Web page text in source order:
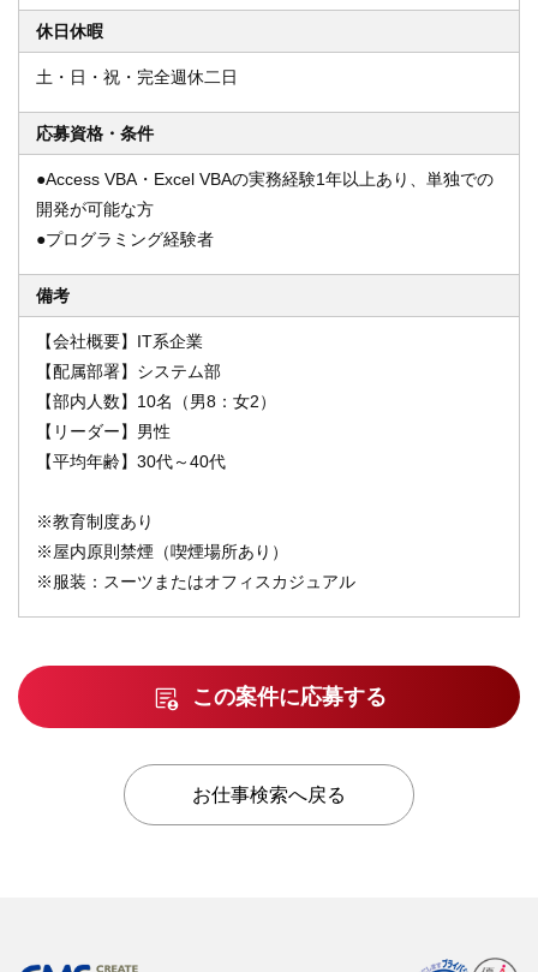
休日休暇
土・日・祝・完全週休二日
応募資格・条件
●Access VBA・Excel VBAの実務経験1年以上あり、単独での
開発が可能な方
●プログラミング経験者
備考
【会社概要】IT系企業
【配属部署】システム部
【部内人数】10名（男8：女2）
【リーダー】男性
【平均年齢】30代～40代
※教育制度あり
※屋内原則禁煙（喫煙場所あり）
※服装：スーツまたはオフィスカジュアル
この案件に応募する
お仕事検索へ戻る